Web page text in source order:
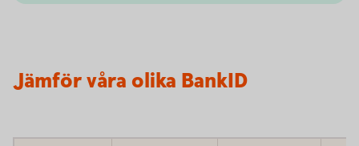
Jämför våra olika BankID